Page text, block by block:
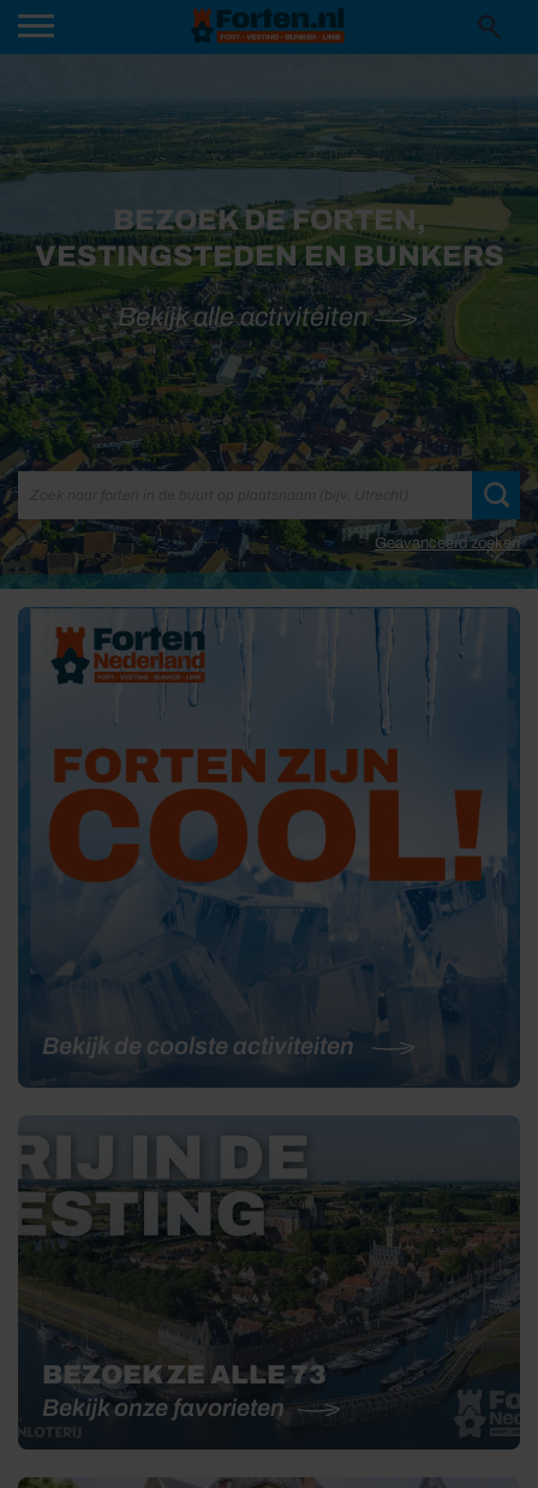
BEZOEK DE FORTEN,
VESTINGSTEDEN EN BUNKERS
Bekijk alle activiteiten
Geavanceerd zoeken
Bekijk de coolste activiteiten
BEZOEK ZE ALLE 73
Bekijk onze favorieten